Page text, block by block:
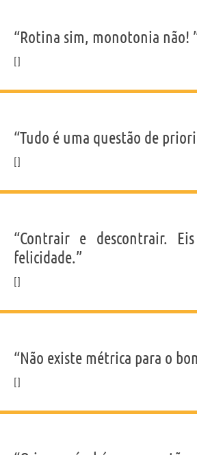
“Rotina sim, monotonia não!
“Tudo é uma questão de
“Contrair e descontrair.
felicidade.”
“Não existe métrica para o